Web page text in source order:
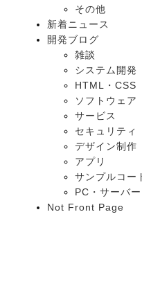
その他
新着ニュース
開発ブログ
雑談
システム開発
HTML・CSS
ソフトウェア
サービス
セキュリティ
デザイン制作
アプリ
サンプルコー
PC・サーバー
Not Front Page